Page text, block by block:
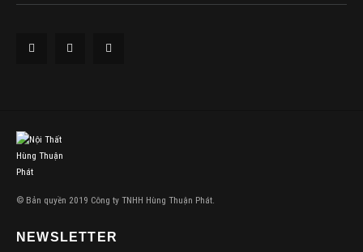
© Bản quyền 2019 Công ty TNHH Hùng Thuận Phát.
NEWSLETTER